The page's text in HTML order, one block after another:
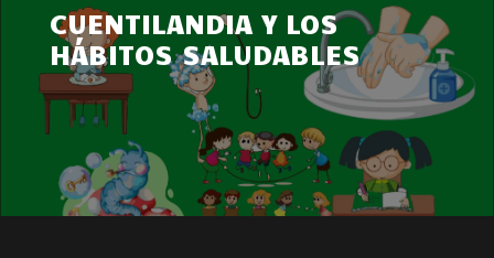
CUENTILANDIA Y LOS
HÁBITOS SALUDABLES